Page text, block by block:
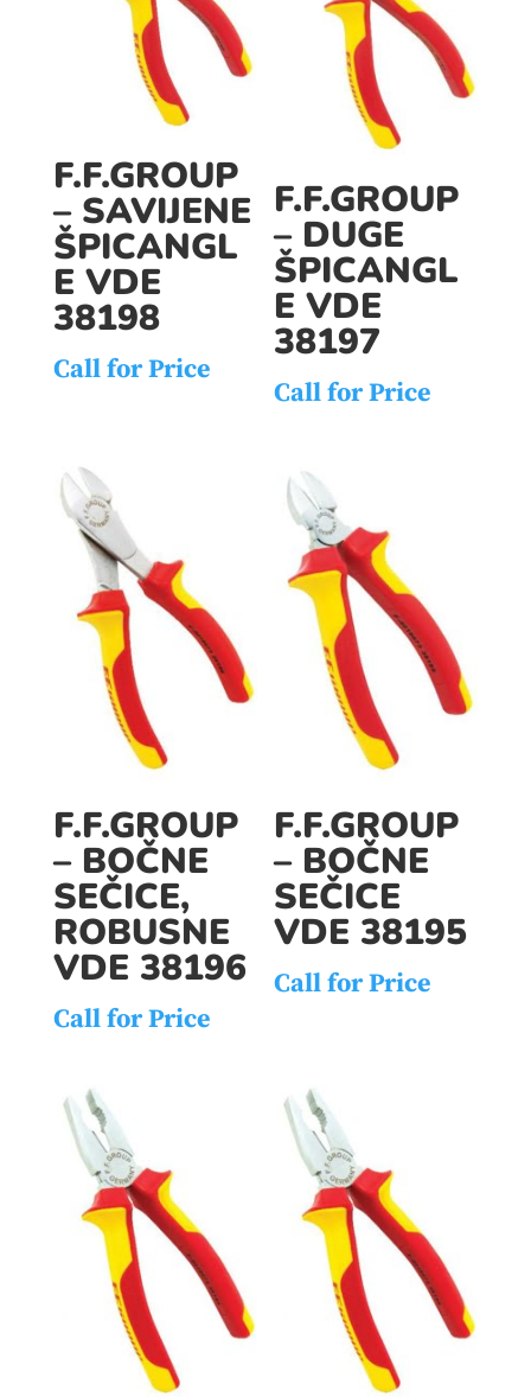
F.F.GROUP
– SAVIJENE
ŠPICANGL
E VDE
38198
Call for Price
F.F.GROUP
– DUGE
ŠPICANGL
E VDE
38197
Call for Price
F.F.GROUP
– BOČNE
SEČICE,
ROBUSNE
VDE 38196
Call for Price
F.F.GROUP
– BOČNE
SEČICE
VDE 38195
Call for Price